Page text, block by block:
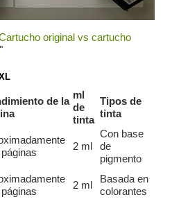
original vs cartucho
"
de la
ml
de
tinta
Tipos de
tinta
2 ml
Con base
de
pigmento
2 ml
Basada en
colorantes